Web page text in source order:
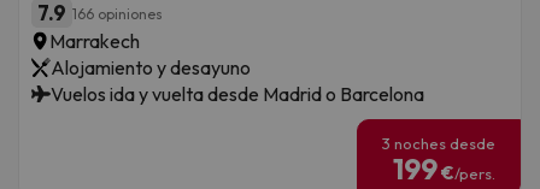
7.9 166 opiniones
Marrakech
Alojamiento y desayuno
Vuelos ida y vuelta desde Madrid o Barcelona
3 noches desde
199€/pers.